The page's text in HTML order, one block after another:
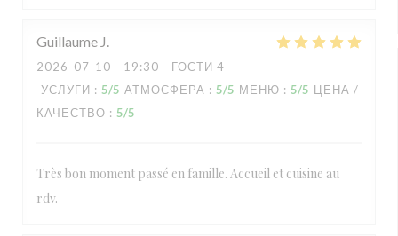
Guillaume J
2026-07-10 - 19:30 - ГОСТИ 4
УСЛУГИ : 5/5 АТМОСФЕРА : 5/5 МЕНЮ : 5/5 ЦЕНА /
КАЧЕСТВО : 5/5
Très bon moment passé en famille. Accueil et cuisine au
rdv.